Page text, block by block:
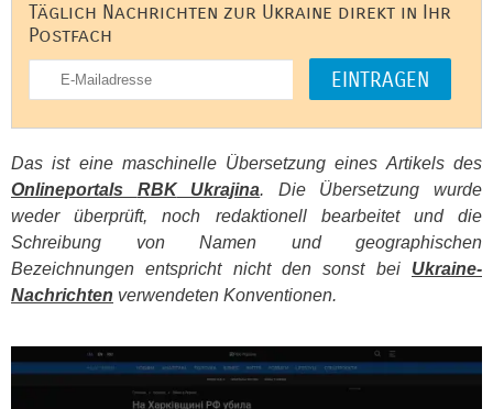
Täglich Nachrichten zur Ukraine direkt in Ihr
Postfach
Das ist eine maschinelle Übersetzung eines Artikels des
Onlineportals RBKUkrajina. Die Übersetzung wurde
weder überprüft, noch redaktionell bearbeitet und die
Schreibung von Namen und geographischen
Bezeichnungen entspricht nicht den sonst bei Ukraine-
Nachrichten verwendeten Konventionen.